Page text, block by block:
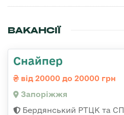
ВАКАНСІЇ
Снайпер
від 20000 до 20000 грн
Запоріжжя
Бердянський РТЦК та СП